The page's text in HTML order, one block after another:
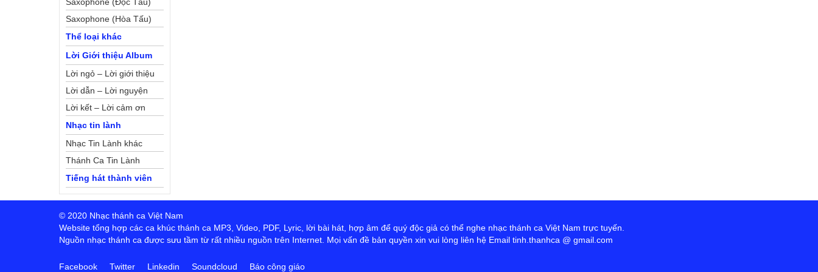
Saxophone (Hòa Tấu)
Thể loại khác
Lời Giới thiệu Album
Lời ngỏ – Lời giới thiệu
Lời dẫn – Lời nguyện
Lời kết – Lời cảm ơn
Nhạc tin lành
Nhạc Tin Lành khác
Thánh Ca Tin Lành
Tiếng hát thành viên
© 2020 Nhạc thánh ca Việt Nam
Website tổng hợp các ca khúc thánh ca MP3, Video, PDF, Lyric, lời bài hát, hợp âm để quý độc giả có thể nghe nhạc thánh ca Việt Nam trực tuyến.
Nguồn nhạc thánh ca được sưu tầm từ rất nhiều nguồn trên Internet. Mọi vấn đề bản quyền xin vui lòng liên hệ Email tinh.thanhca @ gmail.com
Facebook Twitter Linkedin Soundcloud Báo công giáo